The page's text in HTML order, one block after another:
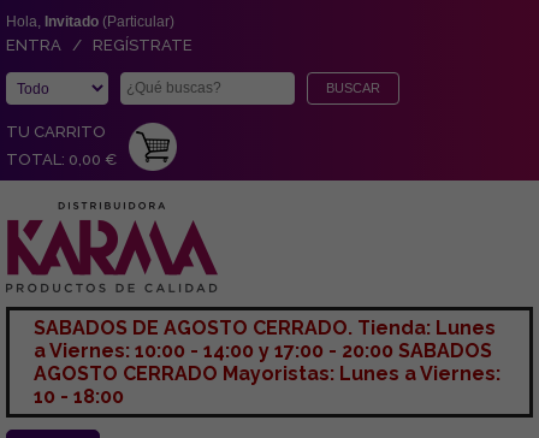
Hola, Invitado (Particular)
ENTRA / REGÍSTRATE
TU CARRITO
TOTAL: 0,00 €
SABADOS DE AGOSTO CERRADO. Tienda: Lunes
a Viernes: 10:00 - 14:00 y 17:00 - 20:00 SABADOS
AGOSTO CERRADO Mayoristas: Lunes a Viernes:
10 - 18:00